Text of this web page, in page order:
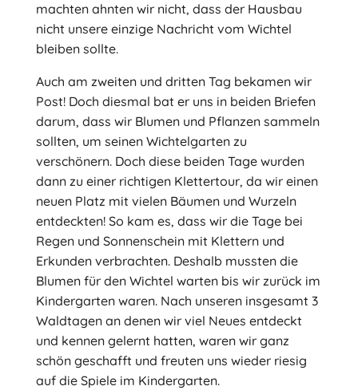
machten ahnten wir nicht, dass der Hausbau
nicht unsere einzige Nachricht vom Wichtel
bleiben sollte.
Auch am zweiten und dritten Tag bekamen wir
Post! Doch diesmal bat er uns in beiden Briefen
darum, dass wir Blumen und Pflanzen sammeln
sollten, um seinen Wichtelgarten zu
verschönern. Doch diese beiden Tage wurden
dann zu einer richtigen Klettertour, da wir einen
neuen Platz mit vielen Bäumen und Wurzeln
entdeckten! So kam es, dass wir die Tage bei
Regen und Sonnenschein mit Klettern und
Erkunden verbrachten. Deshalb mussten die
Blumen für den Wichtel warten bis wir zurück im
Kindergarten waren. Nach unseren insgesamt 3
Waldtagen an denen wir viel Neues entdeckt
und kennen gelernt hatten, waren wir ganz
schön geschafft und freuten uns wieder riesig
auf die Spiele im Kindergarten.